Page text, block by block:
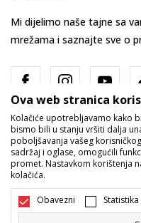
Mi dijelimo naše tajne sa
mrežama i saznajte sve o
Bosna i Hercegovina
Ova web stranica
Kolačiće upotrebljavamo kako
bismo bili u stanju vršiti dalja
poboljšavanja vašeg
sadržaj i oglase, omogućili
promet. Nastavkom korištenja
kolačića.
Obavezni Statistika